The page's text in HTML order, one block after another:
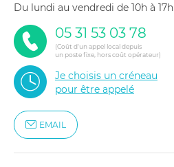
du lundi au vendredi de 10h à 17h
05 31 53 03 78
(Coût d'un appel local depuis
un poste fixe, hors coût opérateur)
Je choisis un créneau
pour être appelé
EMAIL